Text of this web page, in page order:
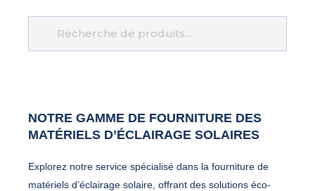
NOTRE GAMME DE FOURNITURE DES
MATÉRIELS D’ÉCLAIRAGE SOLAIRES
Explorez notre service spécialisé dans la fourniture de
matériels d’éclairage solaire, offrant des solutions éco-